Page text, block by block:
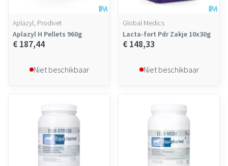
Aplazyl, Prodivet
Aplazyl H Pellets 960g
€ 187,44
Niet beschikbaar
Global Medics
Lacta-fort Pdr Zakje 10x30g
€ 148,33
Niet beschikbaar